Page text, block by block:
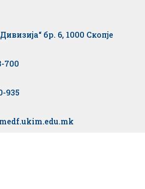
бр. 6, 1000 Скопје
700
935